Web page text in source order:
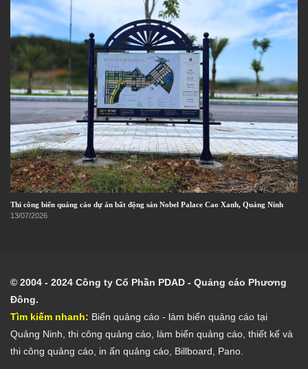
Thi công biển quảng cáo dự án bất động sản Nobel Palace Cao Xanh, Quảng Ninh
13/07/2026
© 2004 - 2024 Công ty Cổ Phần PDAD - Quảng cáo Phương
Đông.
Tìm kiếm nhanh: Biển quảng cáo - làm biển quảng cáo tại
Quảng Ninh, thi công quảng cáo, làm biển quảng cáo, thiết kế và
thi công quảng cáo, in ấn quảng cáo, Billboard, Pano.